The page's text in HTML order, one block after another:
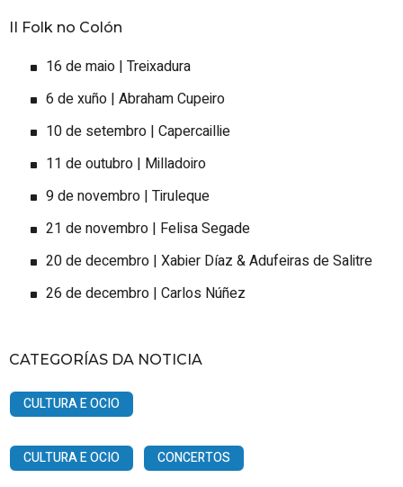
II Folk no Colón
16 de maio | Treixadura
6 de xuño | Abraham Cupeiro
10 de setembro | Capercaillie
11 de outubro | Milladoiro
9 de novembro | Tiruleque
21 de novembro | Felisa Segade
20 de decembro | Xabier Díaz & Adufeiras de Salitre
26 de decembro | Carlos Núñez
CATEGORÍAS DA NOTICIA
CULTURA E OCIO
CULTURA E OCIO CONCERTOS